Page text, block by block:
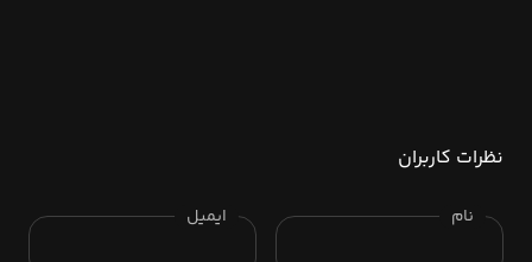
نظرات کاربران
نام ایمیل